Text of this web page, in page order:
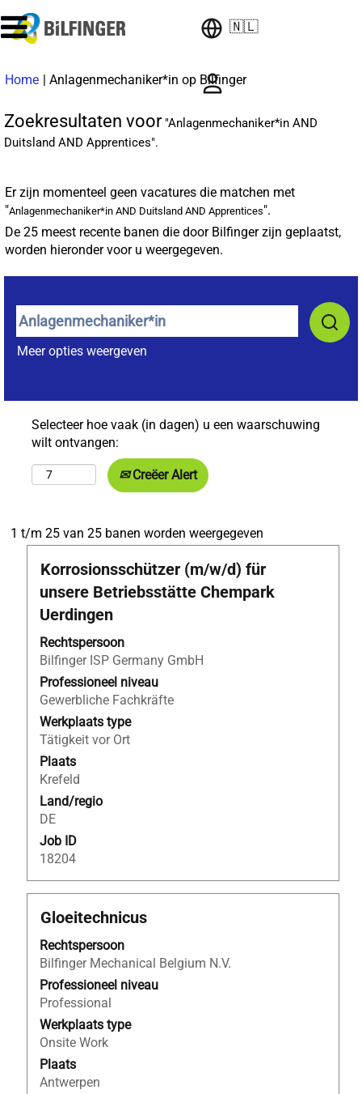
🇳🇱
Home | Anlagenmechaniker*in op Bilfinger(huidige
Zoekresultaten voor"Anlagenmechaniker*in AND
Duitsland AND Apprentices".
Er zijn momenteel geen vacatures die matchen met
"Anlagenmechaniker*in AND Duitsland AND Apprentices".
De 25 meest recente banen die door Bilfinger zijn geplaatst,
worden hieronder voor u weergegeven.
Meer opties weergeven
Selecteer hoe vaak (in dagen) u een waarschuwing
wilt ontvangen:
Creëer Alert
1 t/m 25 van 25 banen worden weergegeven
voor
AND
Titel
Korrosionsschützer (m/w/d) für
unsere Betriebsstätte Chempark
Uerdingen
Rechtspersoon
Bilfinger ISP Germany GmbH
Professioneel niveau
Gewerbliche Fachkräfte
Werkplaats type
Tätigkeit vor Ort
Plaats
Krefeld
Land/regio
DE
Job ID
18204
Selecteer
spatiebalk
om
de
volledige
inhoud
van
de
functiegegevens
weer
te
geven.
Titel
Gloeitechnicus
Rechtspersoon
Bilfinger Mechanical Belgium N.V.
Professioneel niveau
Professional
Werkplaats type
Onsite Work
Plaats
Antwerpen
Selecteer
spatiebalk
om
de
volledige
inhoud
van
de
functiegegevens